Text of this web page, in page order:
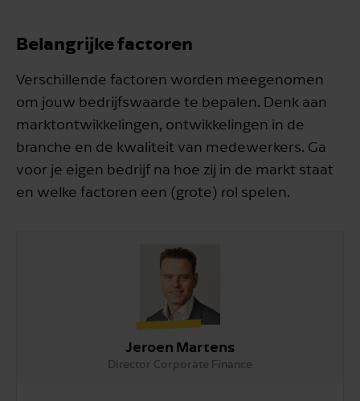
Belangrijke factoren
Verschillende factoren worden meegenomen
om jouw bedrijfswaarde te bepalen. Denk aan
marktontwikkelingen, ontwikkelingen in de
branche en de kwaliteit van medewerkers. Ga
voor je eigen bedrijf na hoe zij in de markt staat
en welke factoren een (grote) rol spelen.
Jeroen Martens
Director Corporate Finance